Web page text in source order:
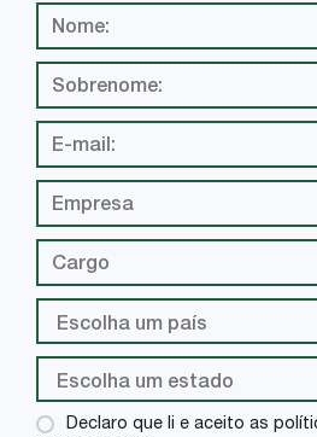
Declaro que li e aceito as